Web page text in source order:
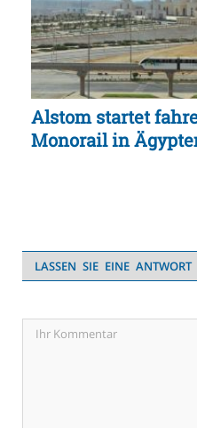
Alstom startet
Monorail in
LASSEN SIE EINE ANTWORT